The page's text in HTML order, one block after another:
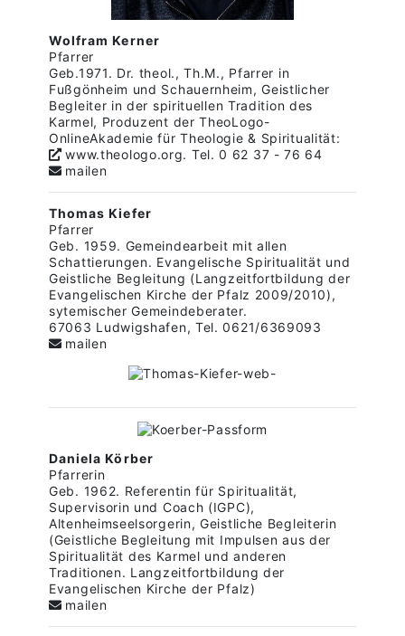
Wolfram Kerner
Pfarrer
Geb.1971. Dr. theol., Th.M., Pfarrer in
Fußgönheim und Schauernheim, Geistlicher
Begleiter in der spirituellen Tradition des
Karmel, Produzent der TheoLogo-
OnlineAkademie für Theologie & Spiritualität:
www.theologo.org. Tel. 0 62 37 - 76 64
mailen
Thomas Kiefer
Pfarrer
Geb. 1959. Gemeindearbeit mit allen
Schattierungen. Evangelische Spiritualität und
Geistliche Begleitung (Langzeitfortbildung der
Evangelischen Kirche der Pfalz 2009/2010),
sytemischer Gemeindeberater.
67063 Ludwigshafen, Tel. 0621/6369093
mailen
Daniela Körber
Pfarrerin
Geb. 1962. Referentin für Spiritualität,
Supervisorin und Coach (IGPC),
Altenheimseelsorgerin, Geistliche Begleiterin
(Geistliche Begleitung mit Impulsen aus der
Spiritualität des Karmel und anderen
Traditionen. Langzeitfortbildung der
Evangelischen Kirche der Pfalz)
mailen